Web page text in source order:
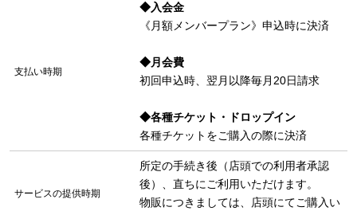
支払い時期
◆入会金
《月額メンバープラン》申込時に決済
◆月会費
初回申込時、翌月以降毎月20日請求
◆各種チケット・ドロップイン
各種チケットをご購入の際に決済
サービスの提供時期
所定の手続き後（店頭での利用者承認
後）、直ちにご利用いただけます。
物販につきましては、店頭にてご購入い